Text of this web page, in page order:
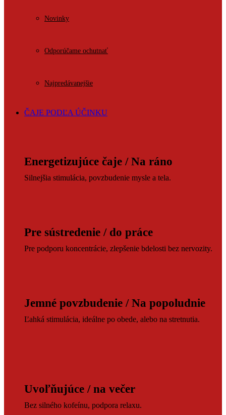
Novinky
Odporúčame ochutnať
Najpredávanejšie
ČAJE PODĽA ÚČINKU
Energetizujúce čaje / Na ráno
Silnejšia stimulácia, povzbudenie mysle a tela.
Pre sústredenie / do práce
Pre podporu koncentrácie, zlepšenie bdelosti bez nervozity.
Jemné povzbudenie / Na popoludnie
Ľahká stimulácia, ideálne po obede, alebo na stretnutia.
Uvoľňujúce / na večer
Bez silného kofeínu, podpora relaxu.